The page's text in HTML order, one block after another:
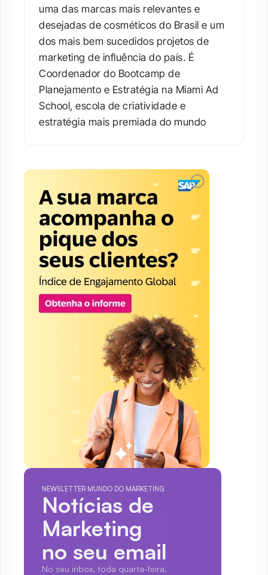
uma das marcas mais relevantes e
desejadas de cosméticos do Brasil e um
dos mais bem sucedidos projetos de
marketing de influência do país. É
Coordenador do Bootcamp de
Planejamento e Estratégia na Miami Ad
School, escola de criatividade e
estratégia mais premiada do mundo
NEWSLETTER MUNDO DO MARKETING
Notícias de
Marketing
no seu email
No seu inbox, toda quarta-feira.